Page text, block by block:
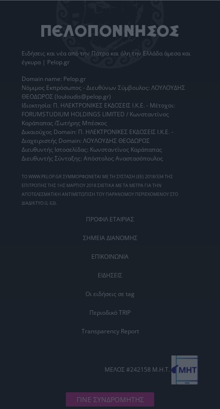
Ειδήσεις και νέα από την Πάτρα και όλη την Ελλάδα άμεσα και
έγκυρα | Pelop.gr
Domain name: Pelop.gr
Νόμιμος Εκπρόσωπος - Διευθύνων Σύμβουλος: ΛΟΥΛΟΥΔΗΣ
ΘΕΟΔΩΡΟΣ (louloudis@pelop.gr)
Ιδιοκτησία: Π. ΗΛΕΚΤΡΟΝΙΚΕΣ ΕΚΔΟΣΕΙΣ Ι.Κ.Ε. - Μέτοχοι:
FORUMSTUDIUM HOLDINGS LIMITED / Κωνσταντίνος
Καράπαπας /Σωτήρης Μπέσκος
Δικαιούχος Domain: Π. ΗΛΕΚΤΡΟΝΙΚΕΣ ΕΚΔΟΣΕΙΣ Ι.Κ.Ε. -
Διαχειριστής Domain: ΛΟΥΛΟΥΔΗΣ ΘΕΟΔΩΡΟΣ
Διευθυντής Ιστοσελίδας: Κωνσταντίνος Καράπαπας
Διευθυντής Σύνταξης: Απόστολος Αναστασόπουλος
ΤΟ WWW.PELOP.GR ΣΥΜΜΟΡΦΩΝΕΤΑΙ ΜΕ ΤΗ ΣΥΣΤΑΣΗ (ΕΕ) 2018/334 ΤΗΣ
ΕΠΙΤΡΟΠΗΣ ΤΗΣ 1ΗΣ ΜΑΡΤΙΟΥ 2018 ΣΧΕΤΙΚΑ ΜΕ ΤΑ ΜΕΤΡΑ ΓΙΑ ΤΗΝ
ΑΠΟΤΕΛΕΣΜΑΤΙΚΗ ΑΝΤΙΜΕΤΩΠΙΣΗ ΤΟΥ ΠΑΡΑΝΟΜΟΥ ΠΕΡΙΕΧΟΜΕΝΟΥ ΣΤΟ
ΔΙΑΔΙΚΤΥΟ (L 63).
ΠΡΟΦΙΛ ΕΤΑΙΡΙΑΣ
ΣΗΜΕΙΑ ΔΙΑΝΟΜΗΣ
ΕΠΙΚΟΙΝΩΝΙΑ
ΕΙΔΗΣΕΙΣ
Οι ειδήσεις σε tag
Περιοδικό TRIP
Transparency Report
ΓΙΝΕ ΣΥΝΔΡΟΜΗΤΗΣ
ΜΕΛΟΣ #242158 Μ.Η.Τ.